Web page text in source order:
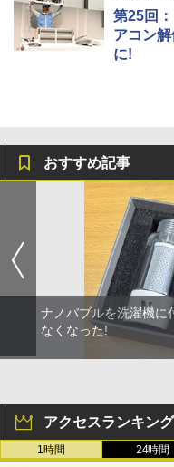
第25回
アコン
に!
おすすめ記事
ナノバブルを洗濯機に
なくなった!
アクセスランキング
1時間 24時間